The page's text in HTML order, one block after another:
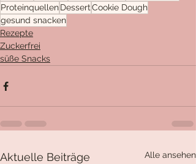
ProteinquellenDessertCookie Dough
gesund snacken
Rezepte
Zuckerfrei
süße Snacks
Aktuelle Beiträge Alle ansehen